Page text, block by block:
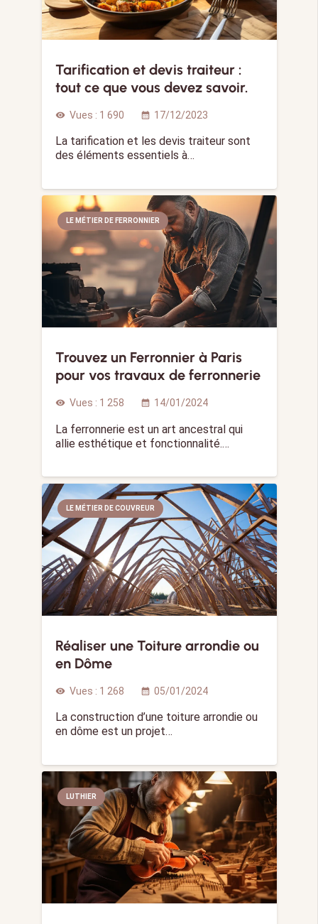
Tarification et devis traiteur :
tout ce que vous devez savoir.
visibility Vues : 1 690 calendar_month 17/12/2023
La tarification et les devis traiteur sont
des éléments essentiels à…
LE MÉTIER DE FERRONNIER
Trouvez un Ferronnier à Paris
pour vos travaux de ferronnerie
visibility Vues : 1 258 calendar_month 14/01/2024
La ferronnerie est un art ancestral qui
allie esthétique et fonctionnalité.…
LE MÉTIER DE COUVREUR
Réaliser une Toiture arrondie ou
en Dôme
visibility Vues : 1 268 calendar_month 05/01/2024
La construction d’une toiture arrondie ou
en dôme est un projet…
LUTHIER